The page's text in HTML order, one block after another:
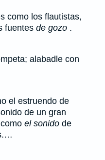
como los flautistas,
fuentes de gozo .
alabadle con
el estruendo de
de un gran
como el sonido de